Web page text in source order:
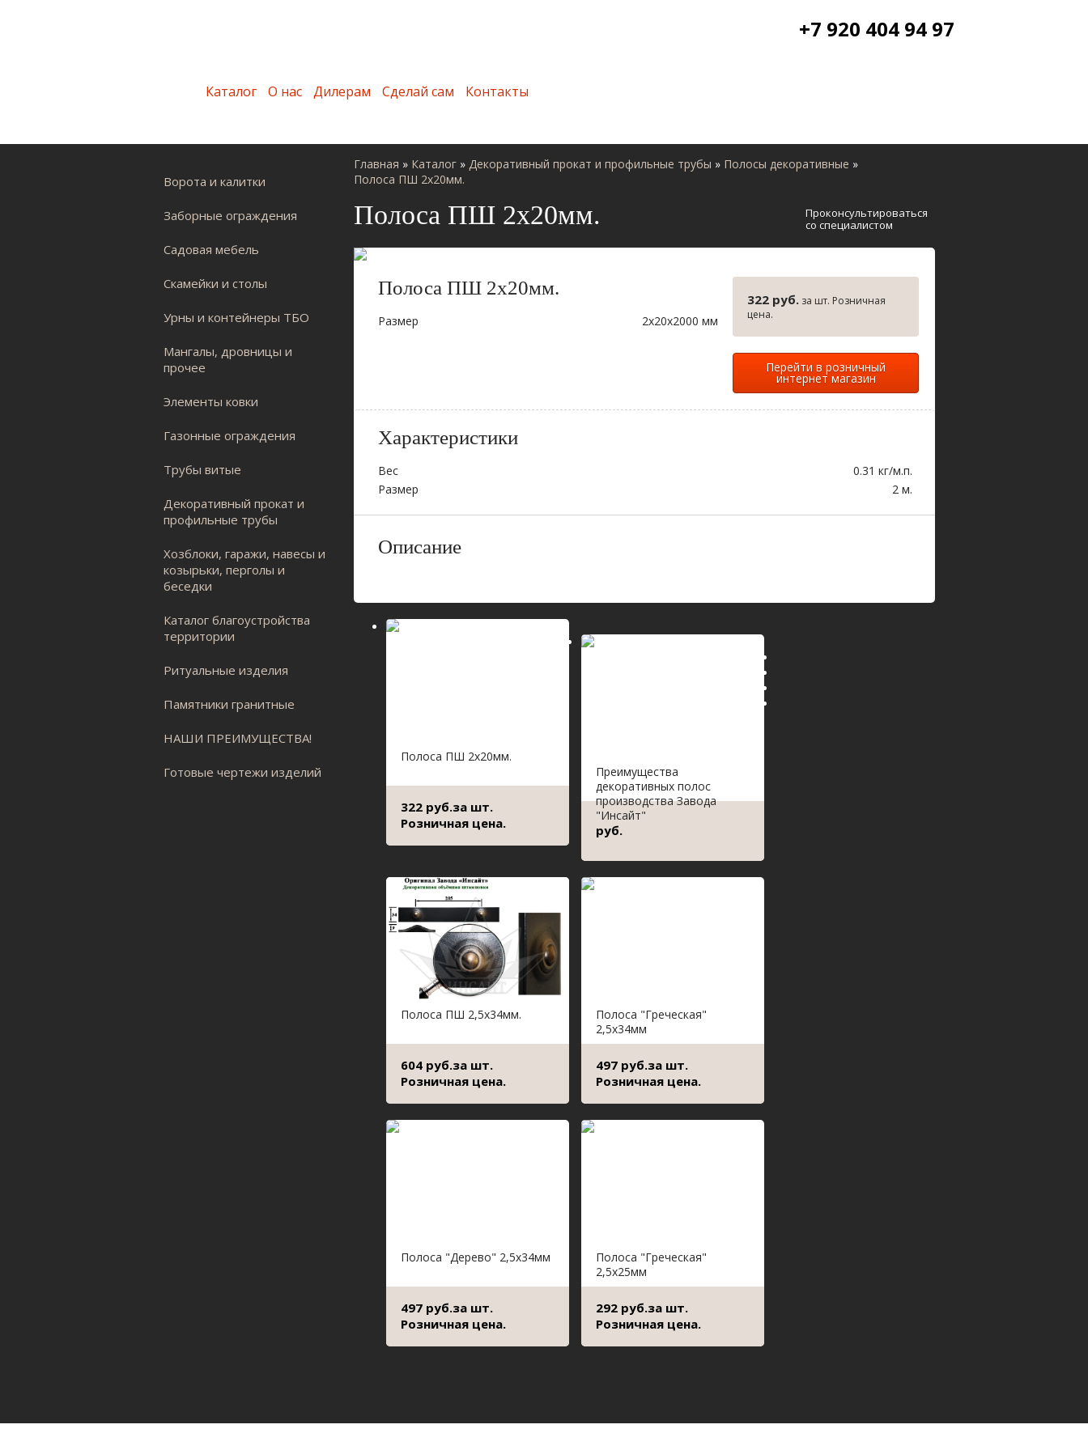
+7 920 404 94 97
Каталог О нас Дилерам Сделай сам Контакты
Ворота и калитки
Заборные ограждения
Садовая мебель
Скамейки и столы
Урны и контейнеры ТБО
Мангалы, дровницы и
прочее
Элементы ковки
Газонные ограждения
Трубы витые
Декоративный прокат и
профильные трубы
Хозблоки, гаражи, навесы и
козырьки, перголы и
беседки
Каталог благоустройства
территории
Ритуальные изделия
Памятники гранитные
НАШИ ПРЕИМУЩЕСТВА!
Готовые чертежи изделий
Главная » Каталог » Декоративный прокат и профильные трубы » Полосы декоративные »
Полоса ПШ 2х20мм.
Полоса ПШ 2х20мм.
Проконсультироваться
со специалистом
Полоса ПШ 2х20мм.
Размер 2х20х2000 мм
322 руб. за шт. Розничная
цена.
Перейти в розничный
интернет магазин
Характеристики
Вес
0.31 кг/м.п.
Размер
2 м.
Описание
Полоса ПШ 2х20мм.
322 руб.за шт.
Розничная цена.
Преимущества
декоративных полос
производства Завода
"Инсайт"
руб.
Полоса ПШ 2,5х34мм.
604 руб.за шт.
Розничная цена.
Полоса "Греческая"
2,5х34мм
497 руб.за шт.
Розничная цена.
Полоса "Дерево" 2,5х34мм
497 руб.за шт.
Розничная цена.
Полоса "Греческая"
2,5х25мм
292 руб.за шт.
Розничная цена.